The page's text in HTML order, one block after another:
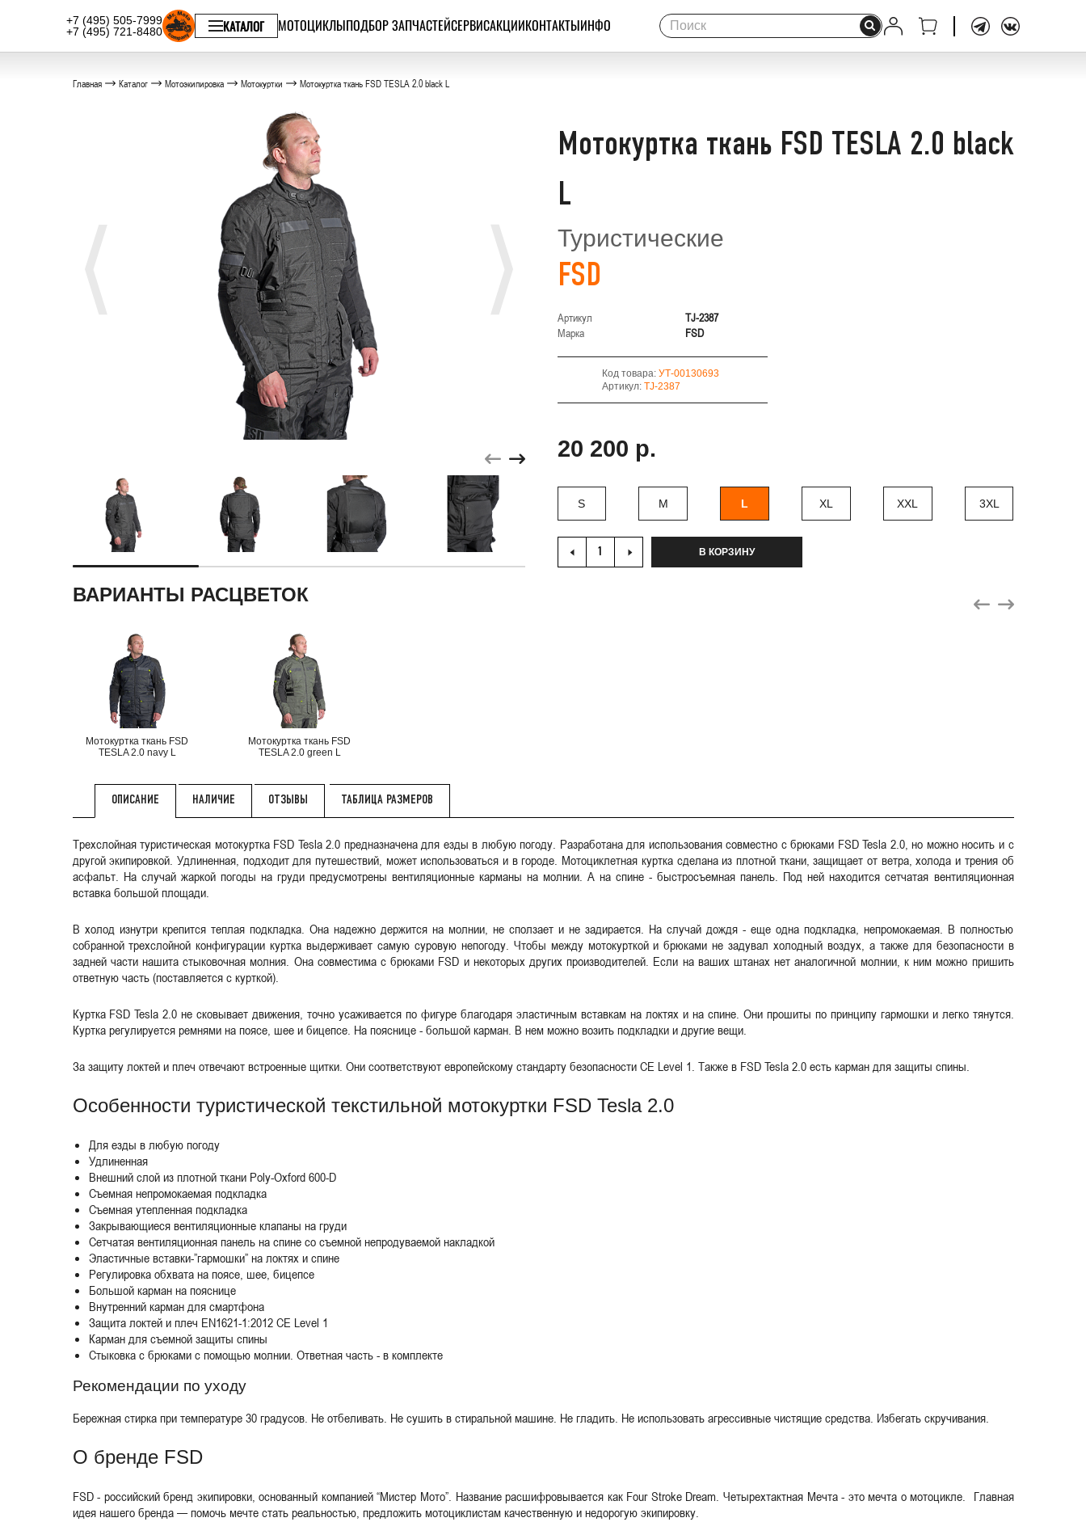
+7 (495) 505-7999
+7 (495) 721-8480
КАТАЛОГ МОТОЦИКЛЫПОДБОР ЗАПЧАСТЕЙСЕРВИСАКЦИИКОНТАКТЫИНФО
Главная Каталог Мотоэкипировка Мотокуртки Мотокуртка ткань FSD TESLA 2.0 black L
Мотокуртка ткань FSD TESLA 2.0 black
L
Туристические
FSD
Артикул
TJ-2387
Марка
FSD
Код товара: УТ-00130693
Артикул: TJ-2387
20 200 р.
S M L XL XXL 3XL
В КОРЗИНУ
ВАРИАНТЫ РАСЦВЕТОК
Мотокуртка ткань FSD
TESLA 2.0 navy L
Мотокуртка ткань FSD
TESLA 2.0 green L
ОПИСАНИЕ НАЛИЧИЕ ОТЗЫВЫ ТАБЛИЦА РАЗМЕРОВ
Трехслойная туристическая мотокуртка FSD Tesla 2.0 предназначена для езды в любую погоду. Разработана для использования совместно с брюками FSD Tesla 2.0, но можно носить и с
другой экипировкой. Удлиненная, подходит для путешествий, может использоваться и в городе. Мотоциклетная куртка сделана из плотной ткани, защищает от ветра, холода и трения об
асфальт. На случай жаркой погоды на груди предусмотрены вентиляционные карманы на молнии. А на спине - быстросъемная панель. Под ней находится сетчатая вентиляционная
вставка большой площади.
В холод изнутри крепится теплая подкладка. Она надежно держится на молнии, не сползает и не задирается. На случай дождя - еще одна подкладка, непромокаемая. В полностью
собранной трехслойной конфигурации куртка выдерживает самую суровую непогоду. Чтобы между мотокурткой и брюками не задувал холодный воздух, а также для безопасности в
задней части нашита стыковочная молния. Она совместима с брюками FSD и некоторых других производителей. Если на ваших штанах нет аналогичной молнии, к ним можно пришить
ответную часть (поставляется с курткой).
Куртка FSD Tesla 2.0 не сковывает движения, точно усаживается по фигуре благодаря эластичным вставкам на локтях и на спине. Они прошиты по принципу гармошки и легко тянутся.
Куртка регулируется ремнями на поясе, шее и бицепсе. На пояснице - большой карман. В нем можно возить подкладки и другие вещи.
За защиту локтей и плеч отвечают встроенные щитки. Они соответствуют европейскому стандарту безопасности CE Level 1. Также в FSD Tesla 2.0 есть карман для защиты спины.
Особенности туристической текстильной мотокуртки FSD Tesla 2.0
Для езды в любую погоду
Удлиненная
Внешний слой из плотной ткани Poly-Oxford 600-D
Съемная непромокаемая подкладка
Съемная утепленная подкладка
Закрывающиеся вентиляционные клапаны на груди
Сетчатая вентиляционная панель на спине со съемной непродуваемой накладкой
Эластичные вставки-”гармошки” на локтях и спине
Регулировка обхвата на поясе, шее, бицепсе
Большой карман на пояснице
Внутренний карман для смартфона
Защита локтей и плеч EN1621-1:2012 CE Level 1
Карман для съемной защиты спины
Стыковка с брюками с помощью молнии. Ответная часть - в комплекте
Рекомендации по уходу
Бережная стирка при температуре 30 градусов. Не отбеливать. Не сушить в стиральной машине. Не гладить. Не использовать агрессивные чистящие средства. Избегать скручивания.
О бренде FSD
FSD - российский бренд экипировки, основанный компанией “Мистер Мото”. Название расшифровывается как Four Stroke Dream. Четырехтактная Мечта - это мечта о мотоцикле. Главная
идея нашего бренда — помочь мечте стать реальностью, предложить мотоциклистам качественную и недорогую экипировку.